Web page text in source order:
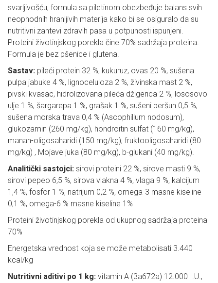
svarljivošću, formula sa piletinom obezbeđuje balans svih
neophodnih hranljivih materija kako bi se osiguralo da su
nutritivni zahtevi zdravih pasa u potpunosti ispunjeni.
Proteini životinjskog porekla čine 70% sadržaja proteina.
Formula je bez pšenice i glutena.
Sastav: pileći protein 32 %, kukuruz, ovas 20 %, sušena
pulpa jabuke 4 %, lignoceluloza 2 %, živinska mast 2 %,
pivski kvasac, hidrolizovana pileća džigerica 2 %, lososovo
ulje 1 %, šargarepa 1 %, grašak 1 %, sušeni peršun 0,5 %,
sušena morska trava 0,4 % (Ascophillum nodosum),
glukozamin (260 mg/kg), hondroitin sulfat (160 mg/kg),
manan-oligosaharidi (150 mg/kg), fruktooligosaharidi (80
mg/kg) , Mojave juka (80 mg/kg), b-glukani (40 mg/kg).
Analitički sastojci: sirovi proteini 22 %, sirove masti 9 %,
sirovi pepeo 6,5 %, sirova vlakna 4 %, vlaga 9 %, kalcijum
1,4 %, fosfor 1 %, natrijum 0,2 %, omega-3 masne kiseline
0,1 %, omega-6 % masne kiseline 1%
Proteini životinjskog porekla od ukupnog sadržaja proteina
70%
Energetska vrednost koja se može metabolisati 3.440
kcal/kg
Nutritivni aditivi po 1 kg: vitamin A (3a672a) 12.000 I.U.,